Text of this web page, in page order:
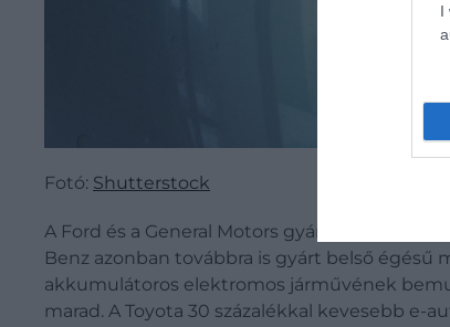
I
Fotó: Shutterstock
A Ford és a General Motors gyártók az
Benz azonban továbbra is gyárt belső égésű
akkumulátoros elektromos járművének
marad. A Toyota 30 százalékkal kevesebb e-